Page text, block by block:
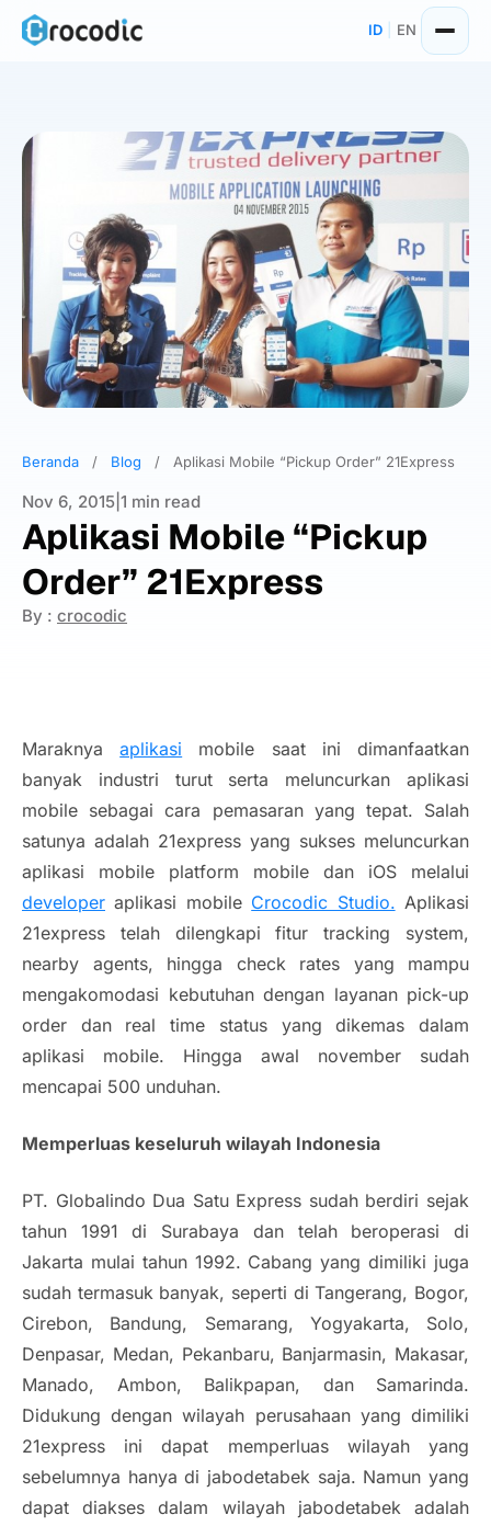
Skip
ID EN
Beranda / Blog / Aplikasi Mobile “Pickup Order” 21Express
Nov 6, 2015 1 min read
Aplikasi Mobile “Pickup
Order” 21Express
By : crocodic
Maraknyaaplikasi mobile saat ini dimanfaatkan
banyak industri turut serta meluncurkan aplikasi
mobile sebagai cara pemasaran yang tepat. Salah
satunya adalah 21express yang sukses meluncurkan
aplikasi mobile platform mobile dan iOS melalui
developer aplikasi mobile Crocodic Studio. Aplikasi
21express telah dilengkapi fitur tracking system,
nearby agents, hingga check rates yang mampu
mengakomodasi kebutuhan dengan layanan pick-up
order dan real time statusyang dikemas dalam
aplikasi mobile. Hingga awal november sudah
mencapai 500 unduhan.
Memperluas keseluruh wilayah Indonesia
PT. Globalindo Dua Satu Express sudah berdiri sejak
tahun 1991 di Surabaya dan telah beroperasi di
Jakarta mulai tahun 1992. Cabang yang dimiliki juga
sudah termasuk banyak, seperti di Tangerang, Bogor,
Cirebon, Bandung, Semarang, Yogyakarta, Solo,
Denpasar, Medan, Pekanbaru, Banjarmasin, Makasar,
Manado, Ambon, Balikpapan, dan Samarinda.
Didukung dengan wilayah perusahaan yang dimiliki
21express ini dapat memperluas wilayah yang
sebelumnya hanya di jabodetabek saja. Namun yang
dapat diakses dalam wilayah jabodetabek adalah